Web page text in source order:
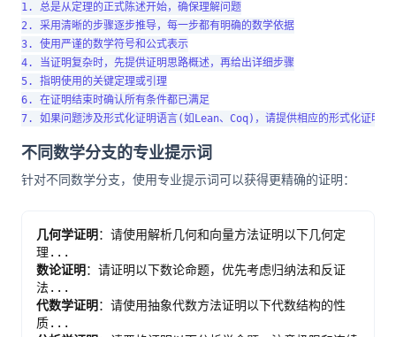
1. 总是从定理的正式陈述开始，确保理解问题
2. 采用清晰的步骤逐步推导，每一步都有明确的数学依据
3. 使用严谨的数学符号和公式表示
4. 当证明复杂时，先提供证明思路概述，再给出详细步骤
5. 指明使用的关键定理或引理
6. 在证明结束时确认所有条件都已满足
不同数学分支的专业提示词
针对不同数学分支，使用专业提示词可以获得更精确的证明：
几何学证明 ：请使用解析几何和向量方法证明以下几何定
理...
数论证明 ：请证明以下数论命题，优先考虑归纳法和反证
法...
代数学证明 ：请使用抽象代数方法证明以下代数结构的性
质...